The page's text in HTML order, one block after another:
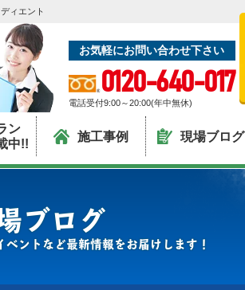
ィエント
お気軽にお問い合わせ下さい
0120-640-017
電話受付9:00～20:00(年中無休)
ン
中!!
施工事例 現場ブログ
ブログ
ントなど最新情報をお届けします！